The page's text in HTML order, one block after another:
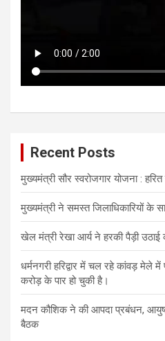
Recent Posts
मुख्यमंत्री सौर स्वरोजगार योजना :
मुख्यमंत्री ने समस्त जिलाधिकारियों के
खेल मंत्री रेखा आर्य ने हरकी पैड़ी उठाई
धर्मनगरी हरिद्वार में चल रहे कांवड़ मेले
करोड़ के पार हो चुकी है।
मदन कौशिक ने की आपदा प्रबंधन, आयुष
बैठक